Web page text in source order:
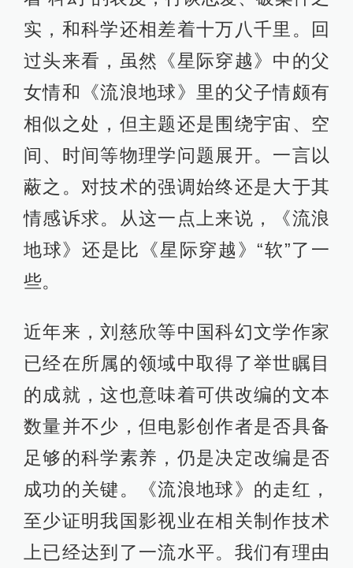
实，和科学还相差着十万八千里。回
过头来看，虽然《星际穿越》中的父
女情和《流浪地球》里的父子情颇有
相似之处，但主题还是围绕宇宙、空
间、时间等物理学问题展开。一言以
蔽之。对技术的强调始终还是大于其
情感诉求。从这一点上来说，《流浪
地球》还是比《星际穿越》“软”了一
些。
近年来，刘慈欣等中国科幻文学作家
已经在所属的领域中取得了举世瞩目
的成就，这也意味着可供改编的文本
数量并不少，但电影创作者是否具备
足够的科学素养，仍是决定改编是否
成功的关键。《流浪地球》的走红，
至少证明我国影视业在相关制作技术
上已经达到了一流水平。我们有理由